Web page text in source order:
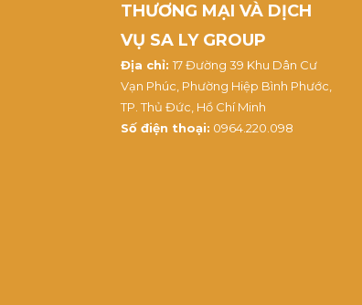
THƯƠNG MẠI VÀ DỊCH
VỤ SA LY GROUP
Địa chỉ: 17 Đường 39 Khu Dân Cư
Vạn Phúc, Phường Hiệp Bình Phước,
TP. Thủ Đức, Hồ Chí Minh
Số điện thoại: 0964.220.098